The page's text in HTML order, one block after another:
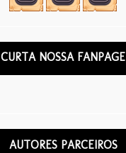
CURTA NOSSA FANPAGE
AUTORES PARCEIROS